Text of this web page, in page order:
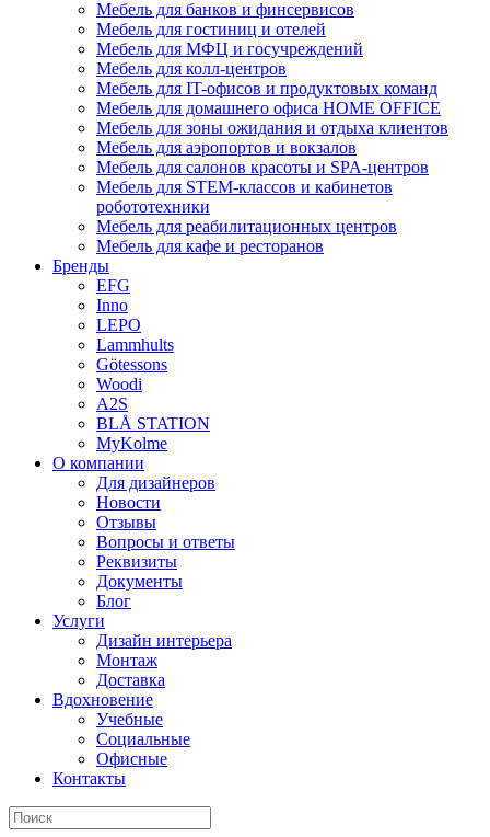
Мебель для банков и финсервисов
Мебель для гостиниц и отелей
Мебель для МФЦ и госучреждений
Мебель для колл-центров
Мебель для IT-офисов и продуктовых команд
Мебель для домашнего офиса HOME OFFICE
Мебель для зоны ожидания и отдыха клиентов
Мебель для аэропортов и вокзалов
Мебель для салонов красоты и SPA-центров
Мебель для STEM-классов и кабинетов
робототехники
Мебель для реабилитационных центров
Мебель для кафе и ресторанов
Бренды
EFG
Inno
LEPO
Lammhults
Götessons
Woodi
A2S
BLÅ STATION
MyKolme
О компании
Для дизайнеров
Новости
Отзывы
Вопросы и ответы
Реквизиты
Документы
Блог
Услуги
Дизайн интерьера
Монтаж
Доставка
Вдохновение
Учебные
Социальные
Офисные
Контакты